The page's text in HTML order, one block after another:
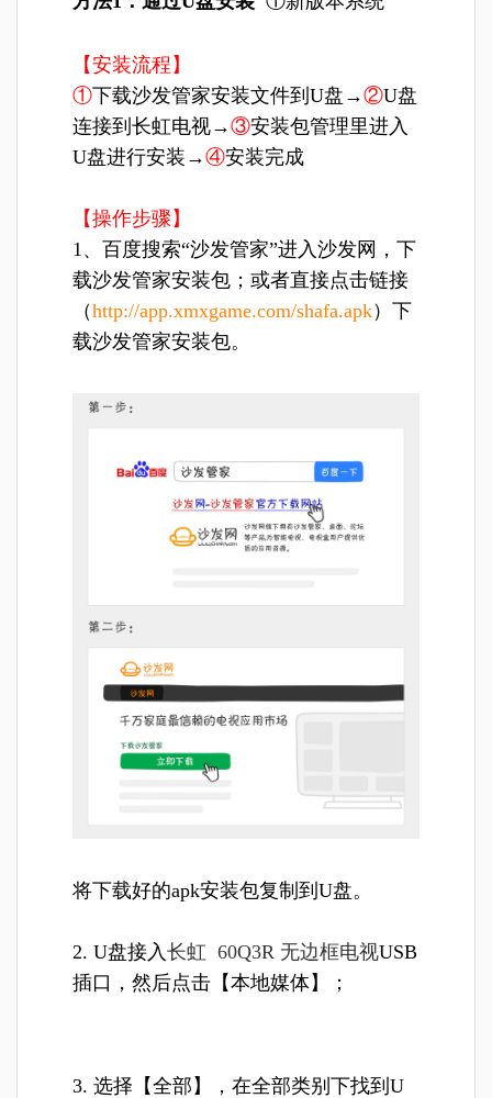
【安装流程】
①下载沙发管家安装文件到U盘→②U盘
连接到长虹电视→③安装包管理里进入
U盘进行安装→④安装完成
【操作步骤】
1、百度搜索“沙发管家”进入沙发网，下
载沙发管家安装包；或者直接点击链接
（http://app.xmxgame.com/shafa.apk）下
载沙发管家安装包。
将下载好的apk安装包复制到U盘。
2. U盘接入 长虹 60Q3R 无边框电视USB
插口，然后点击【本地媒体】；
3. 选择【全部】，在全部类别下找到U